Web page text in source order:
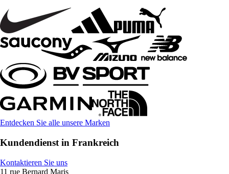
Entdecken Sie alle unsere Marken
Kundendienst in Frankreich
Kontaktieren Sie uns
11 rue Bernard Maris